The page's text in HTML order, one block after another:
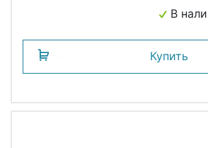
В
Купить